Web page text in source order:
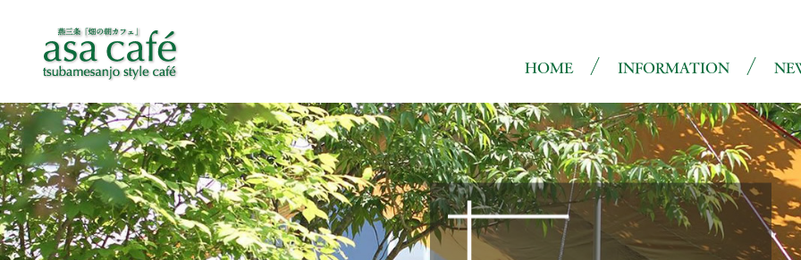
HOME INFORMATION